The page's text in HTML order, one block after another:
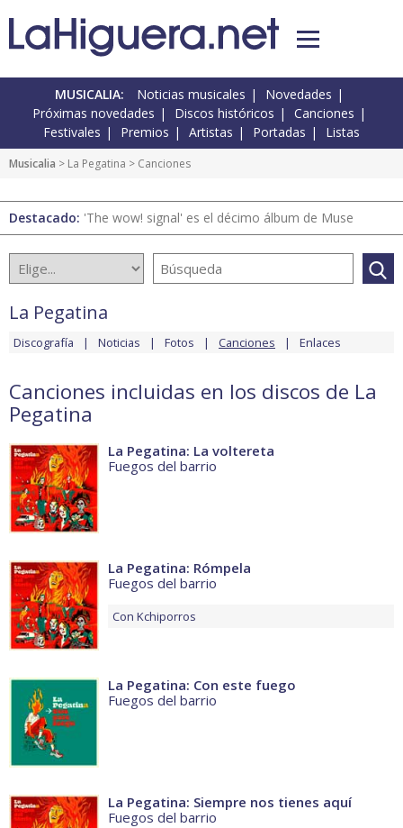
MUSICALIA: Noticias musicales
Novedades
Próximas novedades
Discos históricos
Canciones
Festivales
Premios Artistas Portadas Listas
Musicalia > La Pegatina > Canciones
Destacado: 'The wow! signal' es el décimo álbum de Muse
La Pegatina
Discografía Noticias Fotos Canciones Enlaces
Canciones incluidas en los discos de La
Pegatina
La Pegatina: La voltereta
Fuegos del barrio
La Pegatina: Rómpela
Fuegos del barrio
Con Kchiporros
La Pegatina: Con este fuego
Fuegos del barrio
La Pegatina: Siempre nos tienes aquí
Fuegos del barrio